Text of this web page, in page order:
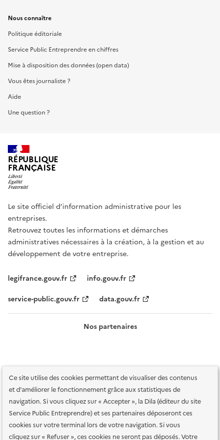
Ce site utilise des cookies permettant de visualiser des contenus
et d'améliorer le fonctionnement grâce aux statistiques de
navigation. Si vous cliquez sur « Accepter », la Dila (éditeur du site
Service Public Entreprendre) et ses partenaires déposeront ces
cookies sur votre terminal lors de votre navigation. Si vous
cliquez sur « Refuser », ces cookies ne seront pas déposés. Votre
Nous connaître
Politique éditoriale
Service Public Entreprendre en chiffres
Mise à disposition des données (open data)
Vous êtes journaliste ?
Aide
Une question ?
RÉPUBLIQUE
FRANÇAISE
Le site officiel d’information administrative pour les
entreprises.
Retrouvez toutes les informations et démarches
administratives nécessaires à la création, à la gestion et au
développement de votre entreprise.
legifrance.gouv.fr
info.gouv.fr
service-public.gouv.fr
data.gouv.fr
Nos partenaires
Plan du site Accessibilité : totalement conforme
Accessibilité des
services en ligne
Mentions légales Données personnelles et sécurité